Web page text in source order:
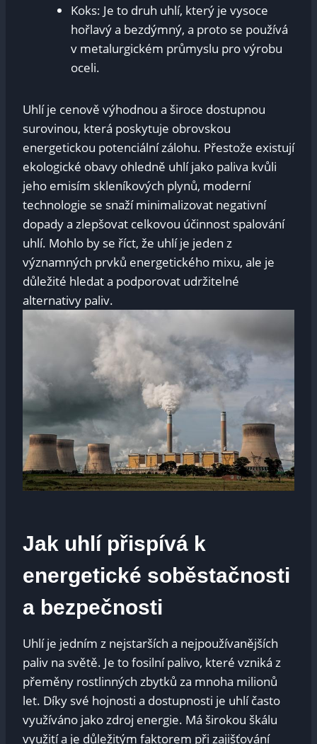
Koks: Je to druh uhlí, který je vysoce
hořlavý a bezdýmný, a proto se používá
v metalurgickém průmyslu pro výrobu
oceli.
Uhlí je cenově výhodnou a široce dostupnou
surovinou, která poskytuje obrovskou
energetickou potenciální zálohu. Přestože existují
ekologické obavy ohledně uhlí jako paliva kvůli
jeho emisím skleníkových plynů, moderní
technologie se snaží minimalizovat negativní
dopady a zlepšovat celkovou účinnost spalování
uhlí. Mohlo by se říct, že uhlí je jeden z
významných prvků energetického mixu, ale je
důležité hledat a podporovat udržitelné
alternativy paliv.
Jak uhlí přispívá k
energetické soběstačnosti
a bezpečnosti
Uhlí je jedním z nejstarších a nejpoužívanějších
paliv na světě. Je to fosilní palivo, které vzniká z
přeměny rostlinných zbytků za mnoha milionů
let. Díky své hojnosti a dostupnosti je uhlí často
využíváno jako zdroj energie. Má širokou škálu
využití a je důležitým faktorem při zajišťování